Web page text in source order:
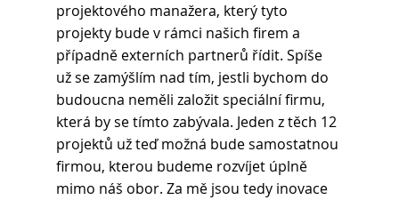
projektového manažera, který tyto
projekty bude v rámci našich firem a
případně externích partnerů řídit. Spíše
už se zamýšlím nad tím, jestli bychom do
budoucna neměli založit speciální firmu,
která by se tímto zabývala. Jeden z těch 12
projektů už teď možná bude samostatnou
firmou, kterou budeme rozvíjet úplně
mimo náš obor. Za mě jsou tedy inovace